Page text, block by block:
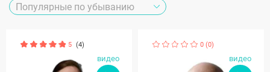
5 (4)
видео
0 (0)
видео